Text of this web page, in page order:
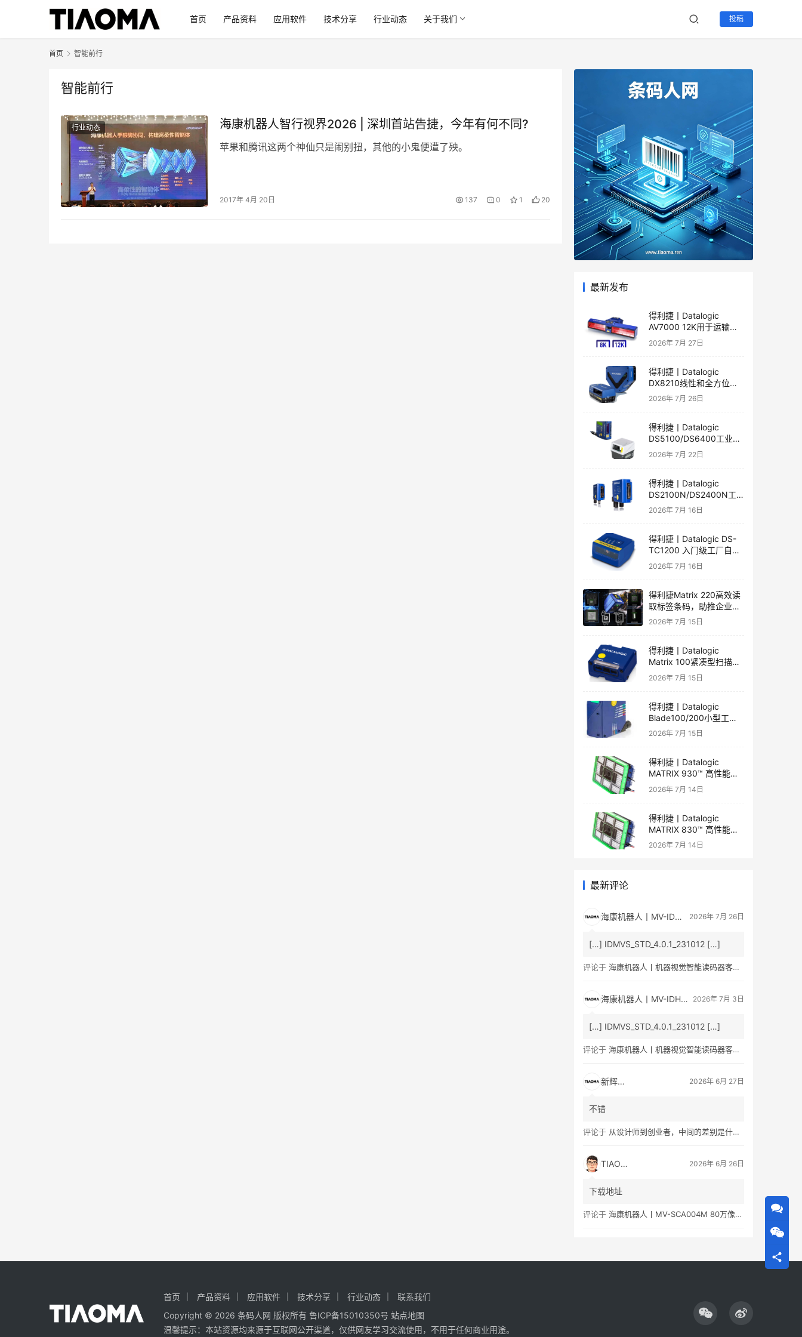
首页 产品资料 应用软件 技术分享 行业动态 关于我们 投稿
首页 智能前行
智能前行
行业动态 海康机器人智行视界2026 | 深圳首站告捷，今年有何不同?
苹果和腾讯这两个神仙只是闹别扭，其他的小鬼便遭了殃。
2017年 4月 20日 137 0 1 20
最新发布
得利捷丨Datalogic
AV7000 12K用于运输和
物流应用的线性相机产品
彩页和用户手册
2026年 7月 27日
得利捷丨Datalogic
DX8210线性和全方位激
光扫描器产品彩页和用户
2026年 7月 26日
得利捷丨Datalogic
DS5100/DS6400工业激
光扫描器产品彩页和用户
2026年 7月 22日
得利捷丨Datalogic
DS2100N/DS2400N工
业短距激光扫描器产品彩
2026年 7月 16日
得利捷丨Datalogic DS-
TC1200 入门级工厂自动
化的线性CCD阅读器英文
彩页和手册
2026年 7月 16日
得利捷Matrix 220高效读
取标签条码，助推企业自
动化发展
2026年 7月 15日
得利捷丨Datalogic
Matrix 100紧凑型扫描器
产品彩页和产品手册
2026年 7月 15日
得利捷丨Datalogic
Blade100/200小型工业
一维读码器产品彩页和产
2026年 7月 15日
得利捷丨Datalogic
MATRIX 930™ 高性能二
维读码器产品手册和产品
2026年 7月 14日
得利捷丨Datalogic
MATRIX 830™ 高性能二
维读码器产品手册和产品
2026年 7月 14日
最新评论
海康机器人丨MV-ID5060M 600 万像素智能读码器产品彩页/用户手册下载_条码人网 2026年 7月 26日
[…] IDMVS_STD_4.0.1_231012 […]
评论于 海康机器人丨机器视觉智能读码器客户端最新版本IDMVS V4.1.0
海康机器人丨MV-IDH3000B通用型工业无线手持读码器产品彩页/用户手册下载_条码人网 2026年 7月 3日
[…] IDMVS_STD_4.0.1_231012 […]
评论于 海康机器人丨机器视觉智能读码器客户端最新版本IDMVS V4.1.0
新辉瑞创 2026年 6月 27日
不错
评论于 从设计师到创业者，中间的差别是什么？
TIAOMA 2026年 6月 26日
下载地址
评论于 海康机器人丨MV-SCA004M 80万像素黑白视觉传感器产品彩页/用户手册下载
首页 产品资料 应用软件 技术分享 行业动态
联系我们
Copyright © 2026 条码人网 版权所有 鲁ICP备15010350号 站点地图
温馨提示：本站资源均来源于互联网公开渠道，仅供网友学习交流使用，不用于任何商业用途。